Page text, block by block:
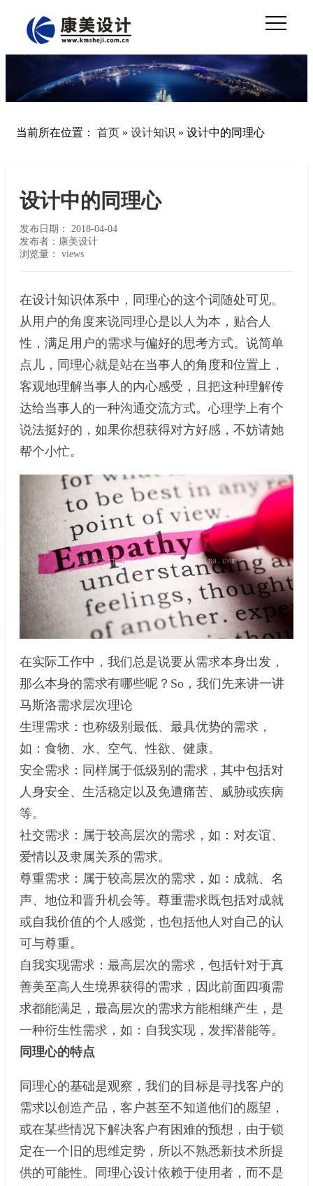
当前所在位置： 首页 » 设计知识 » 设计中的同理心
设计中的同理心
发布日期： 2018-04-04
发布者：康美设计
浏览量： views
在设计知识体系中，同理心的这个词随处可见。
从用户的角度来说同理心是以人为本，贴合人
性，满足用户的需求与偏好的思考方式。说简单
点儿，同理心就是站在当事人的角度和位置上，
客观地理解当事人的内心感受，且把这种理解传
达给当事人的一种沟通交流方式。心理学上有个
说法挺好的，如果你想获得对方好感，不妨请她
帮个小忙。
在实际工作中，我们总是说要从需求本身出发，
那么本身的需求有哪些呢？So，我们先来讲一讲
马斯洛需求层次理论
生理需求：也称级别最低、最具优势的需求，
如：食物、水、空气、性欲、健康。
安全需求：同样属于低级别的需求，其中包括对
人身安全、生活稳定以及免遭痛苦、威胁或疾病
等。
社交需求：属于较高层次的需求，如：对友谊、
爱情以及隶属关系的需求。
尊重需求：属于较高层次的需求，如：成就、名
声、地位和晋升机会等。尊重需求既包括对成就
或自我价值的个人感觉，也包括他人对自己的认
可与尊重。
自我实现需求：最高层次的需求，包括针对于真
善美至高人生境界获得的需求，因此前面四项需
求都能满足，最高层次的需求方能相继产生，是
一种衍生性需求，如：自我实现，发挥潜能等。
同理心的特点
同理心的基础是观察，我们的目标是寻找客户的
需求以创造产品，客户甚至不知道他们的愿望，
或在某些情况下解决客户有困难的预想，由于锁
定在一个旧的思维定势，所以不熟悉新技术所提
供的可能性。同理心设计依赖于使用者，而不是